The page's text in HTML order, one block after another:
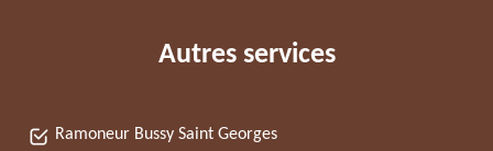
Autres services
Ramoneur Bussy Saint Georges